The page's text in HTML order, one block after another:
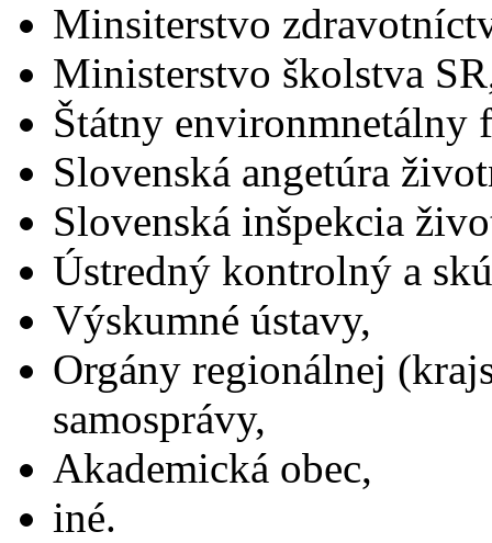
Minsiterstvo
Ministerstvo školstva
Štátny environmnetálny
Slovenská angetúra
Slovenská inšpekcia
Ústredný kontrolný a
Výskumné ústavy,
Orgány regionálnej
samosprávy,
Akademická obec,
iné.